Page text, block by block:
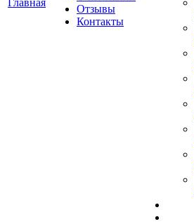
Главная
Отзывы
Контакты